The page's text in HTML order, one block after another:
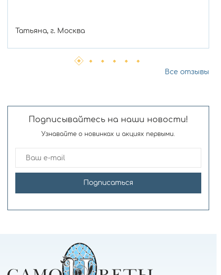
Татьяна, г. Москва
Все отзывы
Подписывайтесь на наши новости!
Узнавайте о новинках и акциях первыми.
Подписаться